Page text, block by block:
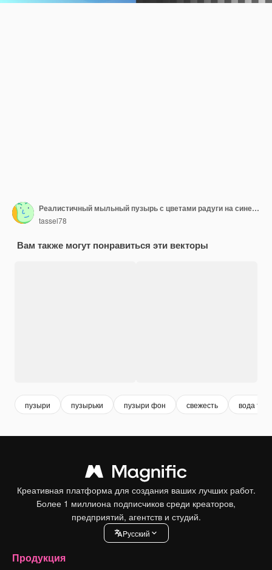
Реалистичный мыльный пузырь с цветами радуги на синем и прозрачном фоне Векторная иллюстрация
tassel78
Вам также могут понравиться эти векторы
пузыри пузырьки пузыри фон свежесть вода
Креативная платформа для создания ваших лучших работ.
Более 1 миллиона подписчиков среди креаторов,
предприятий, агентств и студий.
Pусский
Продукция